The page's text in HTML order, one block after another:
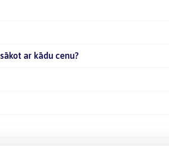
ar kādu cenu?